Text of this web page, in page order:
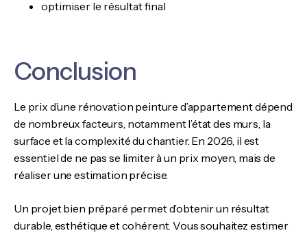
optimiser le résultat final
Conclusion
Le prix d’une rénovation peinture d’appartement dépend
de nombreux facteurs, notamment l’état des murs, la
surface et la complexité du chantier. En 2026, il est
essentiel de ne pas se limiter à un prix moyen, mais de
réaliser une estimation précise.
Un projet bien préparé permet d’obtenir un résultat
durable, esthétique et cohérent. Vous souhaitez estimer